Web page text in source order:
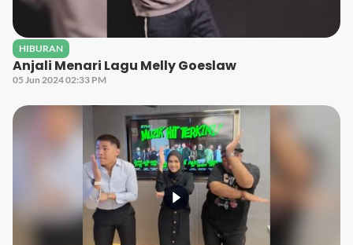
HIBURAN
Anjali Menari Lagu Melly Goeslaw
05 Jun 2024 02:33 PM